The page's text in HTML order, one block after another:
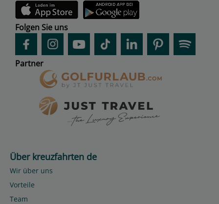
Folgen Sie uns
Partner
Über kreuzfahrten de
Wir über uns
Vorteile
Team